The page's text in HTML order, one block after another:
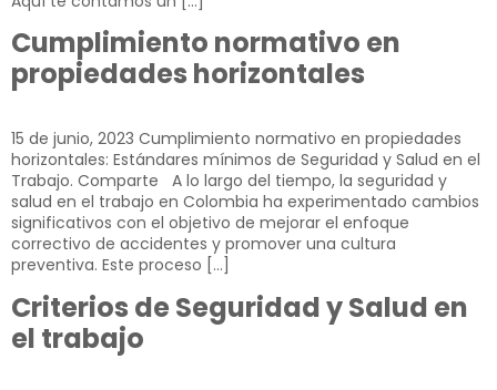
Cumplimiento normativo en
propiedades horizontales
15 de junio, 2023 Cumplimiento normativo en propiedades
horizontales: Estándares mínimos de Seguridad y Salud en el
Trabajo. Comparte A lo largo del tiempo, la seguridad y
salud en el trabajo en Colombia ha experimentado cambios
significativos con el objetivo de mejorar el enfoque
correctivo de accidentes y promover una cultura
preventiva. Este proceso […]
Criterios de Seguridad y Salud en
el trabajo